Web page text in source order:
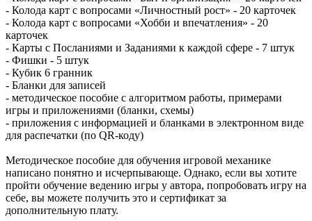
- Колода карт с вопросами «Личностный рост» - 20 карточек
- Колода карт с вопросами «Хобби и впечатления» - 20
карточек
- Карты с Посланиями и Заданиями к каждой сфере - 7 штук
- Фишки - 5 штук
- Кубик 6 гранник
- Бланки для записей
- методическое пособие с алгоритмом работы, примерами
игры и приложениями (бланки, схемы)
- приложения с информацией и бланками в электронном виде
для распечатки (по QR-коду)
Методическое пособие для обучения игровой механике
написано понятно и исчерпывающе. Однако, если вы хотите
пройти обучение ведению игры у автора, попробовать игру на
себе, вы можете получить это и сертификат за
дополнительную плату.